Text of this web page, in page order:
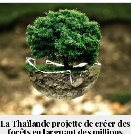
Posted
in
La Thaïlande projette de créer des